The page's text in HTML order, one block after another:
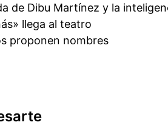
de Dibu Martínez y la
llega al teatro
proponen nombres